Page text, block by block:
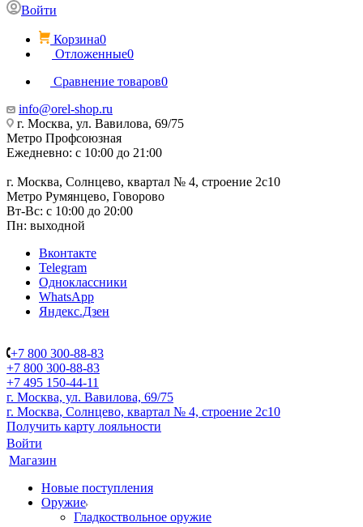
Войти
Корзина0
Отложенные0
Сравнение товаров0
info@orel-shop.ru
г. Москва, ул. Вавилова, 69/75
Метро Профсоюзная
Ежедневно: с 10:00 до 21:00
г. Москва, Солнцево, квартал № 4, строение 2с10
Метро Румянцево, Говорово
Вт-Вс: с 10:00 до 20:00
Пн: выходной
Вконтакте
Telegram
Одноклассники
WhatsApp
Яндекс.Дзен
+7 800 300-88-83
+7 800 300-88-83
+7 495 150-44-11
г. Москва, ул. Вавилова, 69/75
г. Москва, Солнцево, квартал № 4, строение 2с10
Получить карту лояльности
Войти
Магазин
Новые поступления
Оружие
Гладкоствольное оружие